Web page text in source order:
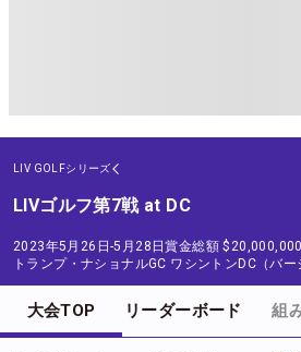
LIV GOLFシリーズ
LIVゴルフ第7戦 at DC
2023年5月26日-5月28日賞金総額 $20,000,000
トランプ・ナショナルGC ワシントンDC（バー
大会TOP リーダーボード 組